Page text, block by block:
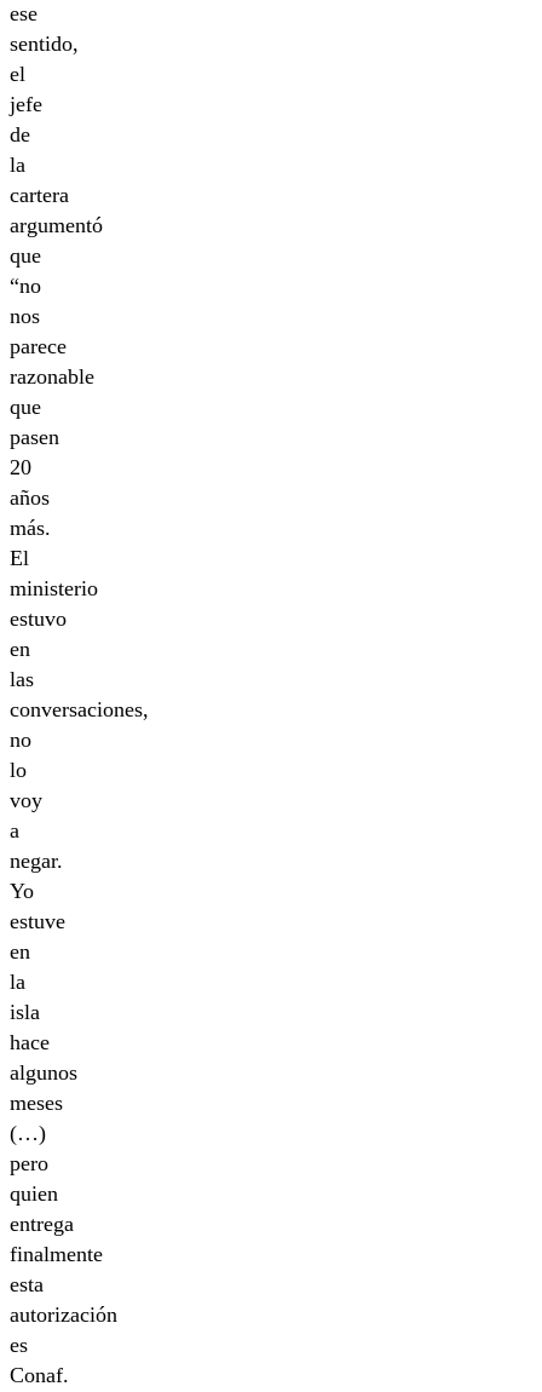
ese
sentido,
el
jefe
de
la
cartera
argumentó
que
“no
nos
parece
razonable
que
pasen
20
años
más.
El
ministerio
estuvo
en
las
conversaciones,
no
lo
voy
a
negar.
Yo
estuve
en
la
isla
hace
algunos
meses
(…)
pero
quien
entrega
finalmente
esta
autorización
es
Conaf.